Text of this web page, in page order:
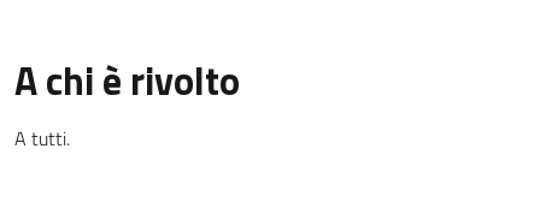
A chi è rivolto
A tutti.